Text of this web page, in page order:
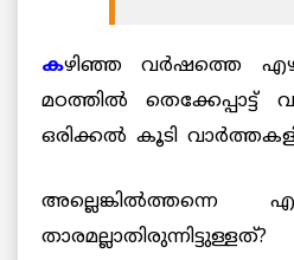
കഴിഞ്ഞ വര്‍ഷത്തെ
മഠത്തില്‍
ഒരിക്കല്‍ കൂടി
അല്ലെങ്കില്‍ത്തന്നെ